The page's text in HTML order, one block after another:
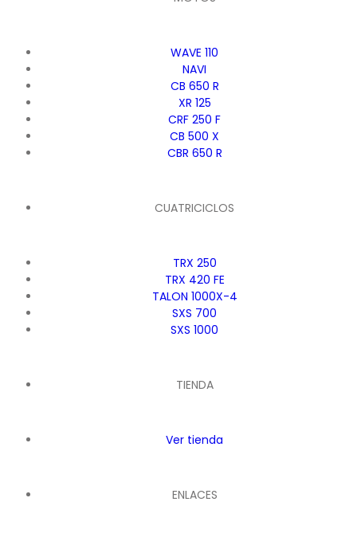
WAVE 110
NAVI
CB 650 R
XR 125
CRF 250 F
CB 500 X
CBR 650 R
CUATRICICLOS
TRX 250
TRX 420 FE
TALON 1000X-4
SXS 700
SXS 1000
TIENDA
Ver tienda
ENLACES